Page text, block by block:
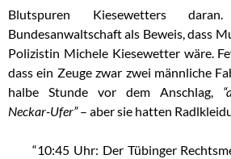
Blutspuren Kiesewetters
Bundesanwaltschaft als Beweis, dass
Polizistin Michele Kiesewetter wäre.
dass ein Zeuge zwar zwei männliche
halbe Stunde vor dem Anschlag,
Neckar-Ufer”– aber sie hatten
“10:45 Uhr: Der Tübinger